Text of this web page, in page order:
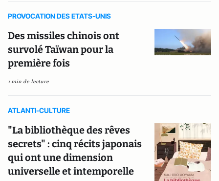
PROVOCATION DES ETATS-UNIS
Des missiles chinois ont
survolé Taïwan pour la
première fois
1 min de lecture
ATLANTI-CULTURE
"La bibliothèque des rêves
secrets" : cinq récits japonais
qui ont une dimension
universelle et intemporelle